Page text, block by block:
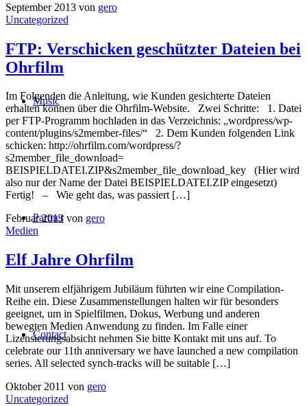
Music
Partner
Contact
September 2013 von gero
Uncategorized
FTP: Verschicken geschützter Dateien bei
Ohrfilm
Im Folgenden die Anleitung, wie Kunden gesichterte Dateien
erhalten können über die Ohrfilm-Website. Zwei Schritte: 1. Datei
per FTP-Programm hochladen in das Verzeichnis: „wordpress/wp-
content/plugins/s2member-files/“ 2. Dem Kunden folgenden Link
schicken: http://ohrfilm.com/wordpress/?
s2member_file_download=
BEISPIELDATEI.ZIP&s2member_file_download_key (Hier wird
also nur der Name der Datei BEISPIELDATEI.ZIP eingesetzt)
Fertig! – Wie geht das, was passiert […]
Februar 2013 von gero
Medien
Elf Jahre Ohrfilm
Mit unserem elfjährigem Jubiläum führten wir eine Compilation-
Reihe ein. Diese Zusammenstellungen halten wir für besonders
geeignet, um in Spielfilmen, Dokus, Werbung und anderen
bewegten Medien Anwendung zu finden. Im Falle einer
Lizensierungsabsicht nehmen Sie bitte Kontakt mit uns auf. To
celebrate our 11th anniversary we have launched a new compilation
series. All selected synch-tracks will be suitable […]
Oktober 2011 von gero
Uncategorized